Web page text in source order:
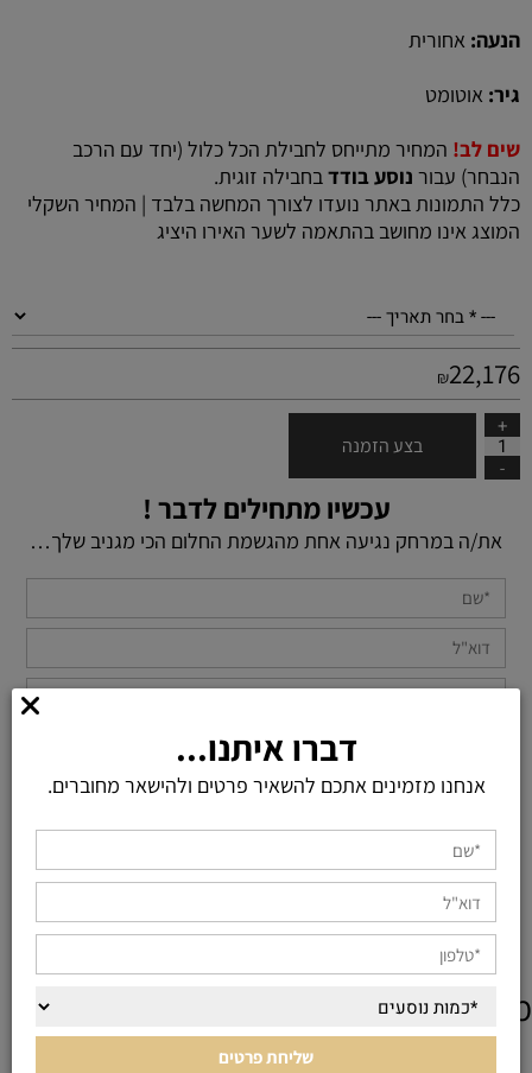
הנעה: אחורית
גיר: אוטומט
שים לב! המחיר מתייחס לחבילת הכל כלול (יחד עם הרכב
הנבחר) עבור נוסע בודד בחבילה זוגית.
כלל התמונות באתר נועדו לצורך המחשה בלבד | המחיר השקלי
המוצג אינו מחושב בהתאמה לשער האירו היציג
₪22,176
בצע הזמנה
עכשיו מתחילים לדבר !
את/ה במרחק נגיעה אחת מהגשמת החלום הכי מגניב שלך…
מוצרים אחרונים שנצפו
דברו איתנו...
אנחנו מזמינים אתכם להשאיר פרטים ולהישאר מחוברים.